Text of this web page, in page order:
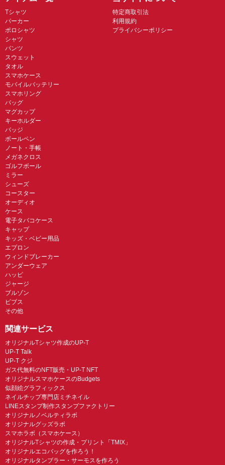
Tシャツ
パーカー
ポロシャツ
シャツ
パンツ
スウェット
タオル
スマホケース
モバイルバッテリー
スマホリング
バッグ
マグカップ
キーホルダー
バッジ
ボールペン
ノート・手帳
メガネクロス
ゴルフボール
ミラー
シューズ
コースター
オーディオ
ケース
電子タバコケース
キャップ
キッズ・ベビー用品
エプロン
ウィンドブレーカー
アンダーウェア
ハッピ
ジャージ
ブルゾン
ビブス
その他
特定商取引法
利用規約
プライバシーポリシー
関連サービス
オリジナルTシャツ作成のUP-T
UP-T Talk
UP-T クジ
ガス代無料のNFT販売・UP-T NFT
オリジナルスマホケースのBudgets
似顔絵グラフィックス
ネイルチップ専門店ミチネイル
LINEスタンプ制作スタンプファクトリー
オリジナルノベルティラボ
オリジナルグッズラボ
スマホラボ（スマホケース）
オリジナルTシャツの作成・プリント「TMIX」
オリジナルエコバッグを作ろう！
オリジナルタンブラー・サーモスを作ろう